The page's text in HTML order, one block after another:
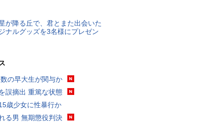
が降る丘で、君とまた出会いた
ナルグッズを3名様にプレゼン
の早大生が関与か
誤摘出 重篤な状態
歳少女に性暴行か
る男 無期懲役判決